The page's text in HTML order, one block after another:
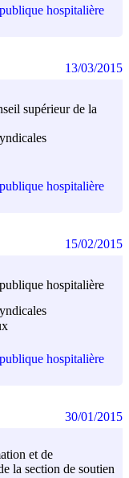
hospitalière
supérieur de la
hospitalière
13/03/2015
hospitalière
hospitalière
15/02/2015
et de
la section de soutien
30/01/2015